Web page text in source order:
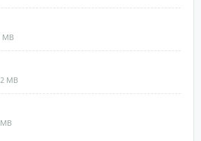
MB
MB